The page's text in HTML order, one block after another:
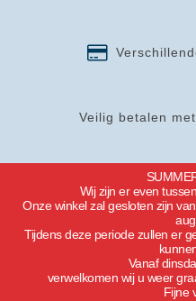
Veilig betalen met
Wij zijn er even
Onze winkel zal gesloten zijn
Tijdens deze periode zullen er
Vanaf
verwelkomen wij u weer
Fijne